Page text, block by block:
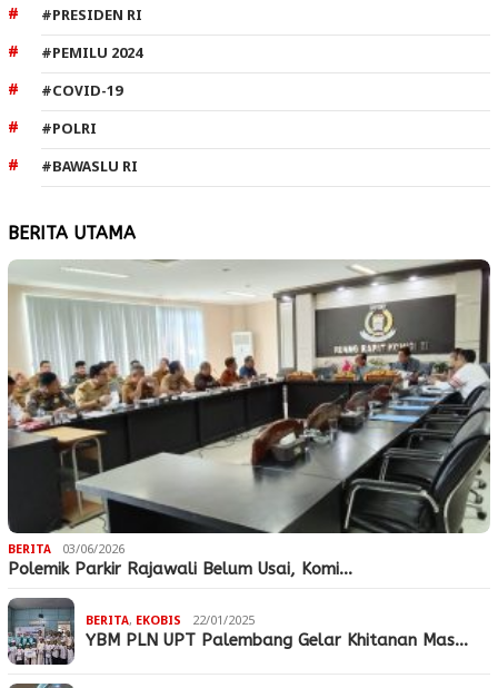
#PRESIDEN RI
#PEMILU 2024
#COVID-19
#POLRI
#BAWASLU RI
BERITA UTAMA
BERITA 03/06/2026
Polemik Parkir Rajawali Belum Usai, Komi…
BERITA, EKOBIS 22/01/2025
YBM PLN UPT Palembang Gelar Khitanan Mas…